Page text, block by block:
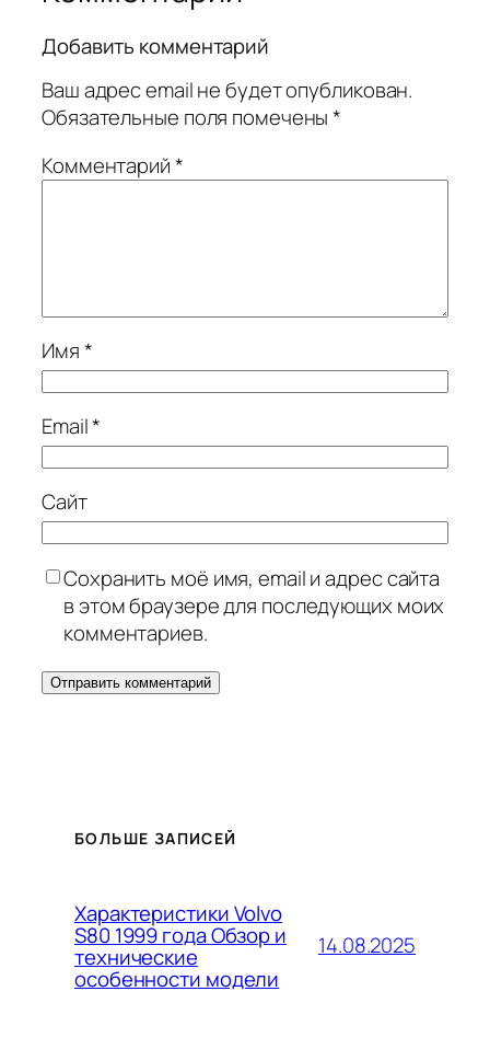
Добавить комментарий
Ваш адрес email не будет опубликован.
Обязательные поля помечены*
Комментарий*
Имя*
Email*
Сайт
Сохранить моё имя, email и адрес сайта
в этом браузере для последующих моих
комментариев.
БОЛЬШЕ ЗАПИСЕЙ
Характеристики Volvo
S80 1999 года Обзор и
технические
особенности модели
14.08.2025